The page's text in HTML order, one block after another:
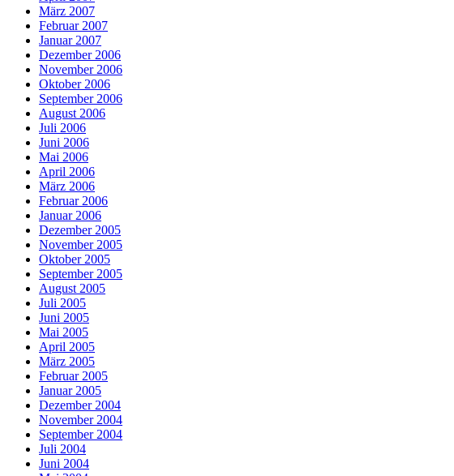
März 2007
Februar 2007
Januar 2007
Dezember 2006
November 2006
Oktober 2006
September 2006
August 2006
Juli 2006
Juni 2006
Mai 2006
April 2006
März 2006
Februar 2006
Januar 2006
Dezember 2005
November 2005
Oktober 2005
September 2005
August 2005
Juli 2005
Juni 2005
Mai 2005
April 2005
März 2005
Februar 2005
Januar 2005
Dezember 2004
November 2004
September 2004
Juli 2004
Juni 2004